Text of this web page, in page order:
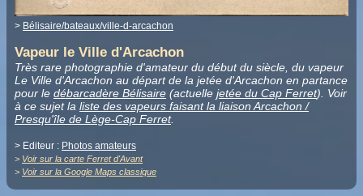
> Bélisaire/bateaux/ville-d-arcachon
Vapeur le Ville d'Arcachon
Très rare photographie d'amateur du début du siècle, du vapeur
Le Ville d'Arcachon au départ de la jetée d'Arcachon en partance
pour le débarcadère Bélisaire (actuelle jetée du Cap Ferret). Voir
à ce sujet la liste des vapeurs faisant la liaison Arcachon /
Presqu'île de Lège-Cap Ferret.
> Editeur : Photos amateurs
> Voir sur la carte Ferret d'Avant
> Voir sur la Google Maps classique